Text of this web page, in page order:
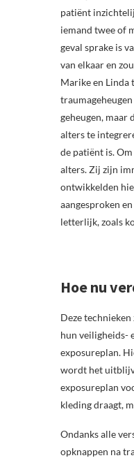
patiënt
iemand twee of
geval sprake is
van elkaar en
Marike en Linda
geheugen, maar
alters te
de patiënt is.
alters. Zij zijn
ontwikkelden
aangesproken
letterlijk, zoals
Hoe nu
Deze
hun veiligheids-
exposureplan.
wordt het
exposureplan
kleding draagt,
Ondanks alle
opknappen na